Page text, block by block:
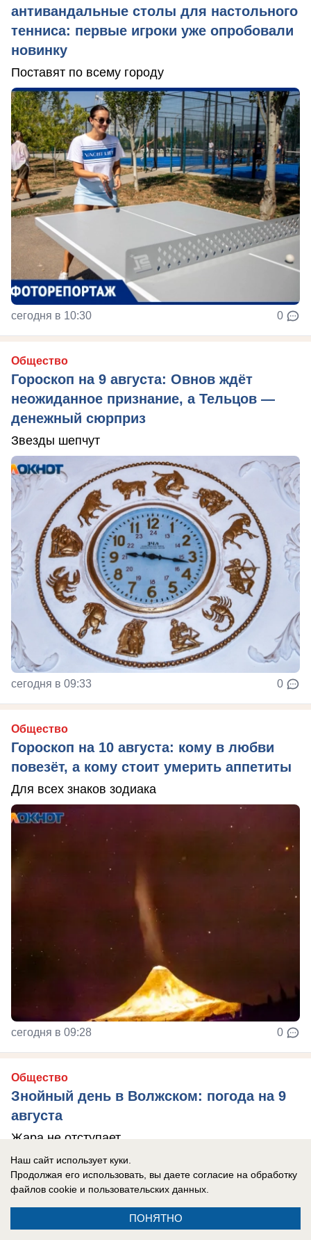
антивандальные столы для настольного
тенниса: первые игроки уже опробовали
новинку
Поставят по всему городу
сегодня в 10:30 0
Общество
Гороскоп на 9 августа: Овнов ждёт
неожиданное признание, а Тельцов —
денежный сюрприз
Звезды шепчут
сегодня в 09:33 0
Общество
Гороскоп на 10 августа: кому в любви
повезёт, а кому стоит умерить аппетиты
Для всех знаков зодиака
сегодня в 09:28 0
Общество
Знойный день в Волжском: погода на 9
августа
Жара не отступает
Наш сайт использует куки.
Продолжая его использовать, вы даете согласие на обработку
файлов cookie и пользовательских данных.
ПОНЯТНО